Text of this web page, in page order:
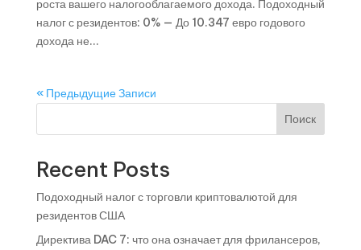
роста вашего налогооблагаемого дохода. Подоходный
налог с резидентов: 0% — До 10.347 евро годового
дохода не...
« Предыдущие Записи
Поиск
Recent Posts
Подоходный налог с торговли криптовалютой для
резидентов США
Директива DAC 7: что она означает для фрилансеров,